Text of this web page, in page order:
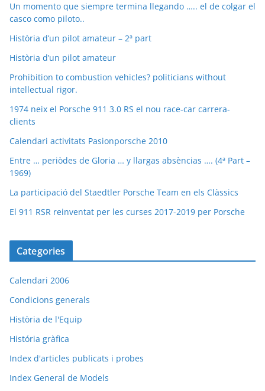
Un momento que siempre termina llegando ….. el de colgar el
casco como piloto..
Història d’un pilot amateur – 2ª part
Història d’un pilot amateur
Prohibition to combustion vehicles? politicians without
intellectual rigor.
1974 neix el Porsche 911 3.0 RS el nou race-car carrera-
clients
Calendari activitats Pasionporsche 2010
Entre … periòdes de Gloria … y llargas absèncias …. (4ª Part –
1969)
La participació del Staedtler Porsche Team en els Clàssics
El 911 RSR reinventat per les curses 2017-2019 per Porsche
Categories
Calendari 2006
Condicions generals
Història de l'Equip
História gràfica
Index d'articles publicats i probes
Index General de Models